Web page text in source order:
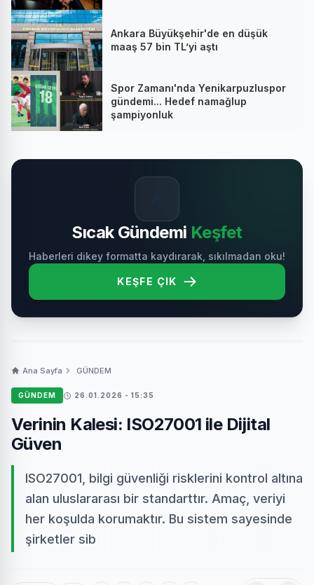
Ankara Büyükşehir'de en düşük
maaş 57 bin TL’yi aştı
Spor Zamanı'nda Yenikarpuzluspor
gündemi... Hedef namağlup
şampiyonluk
Sıcak Gündemi Keşfet
Haberleri dikey formatta kaydırarak, sıkılmadan oku!
KEŞFE ÇIK
Ana Sayfa GÜNDEM
GÜNDEM 26.01.2026 - 15:35
Verinin Kalesi: ISO27001 ile Dijital
Güven
ISO27001, bilgi güvenliği risklerini kontrol altına
alan uluslararası bir standarttır. Amaç, veriyi
her koşulda korumaktır. Bu sistem sayesinde
şirketler sib